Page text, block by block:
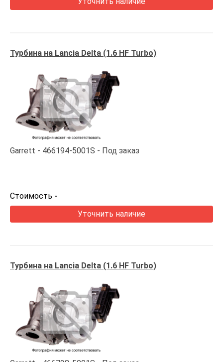
Турбина на Lancia Delta (1.6 HF Turbo)
Garrett 466194-5001S Под заказ
Стоимость -
Уточнить наличие
Турбина на Lancia Delta (1.6 HF Turbo)